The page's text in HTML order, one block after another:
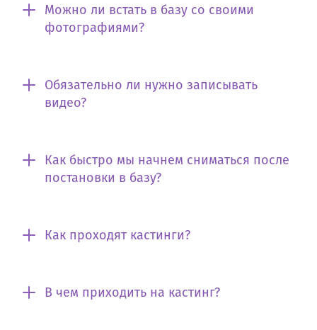
Можно ли встать в базу со своими
фотографиями?
Обязательно ли нужно записывать
видео?
Как быстро мы начнем сниматься после
постановки в базу?
Как проходят кастинги?
В чем приходить на кастинг?